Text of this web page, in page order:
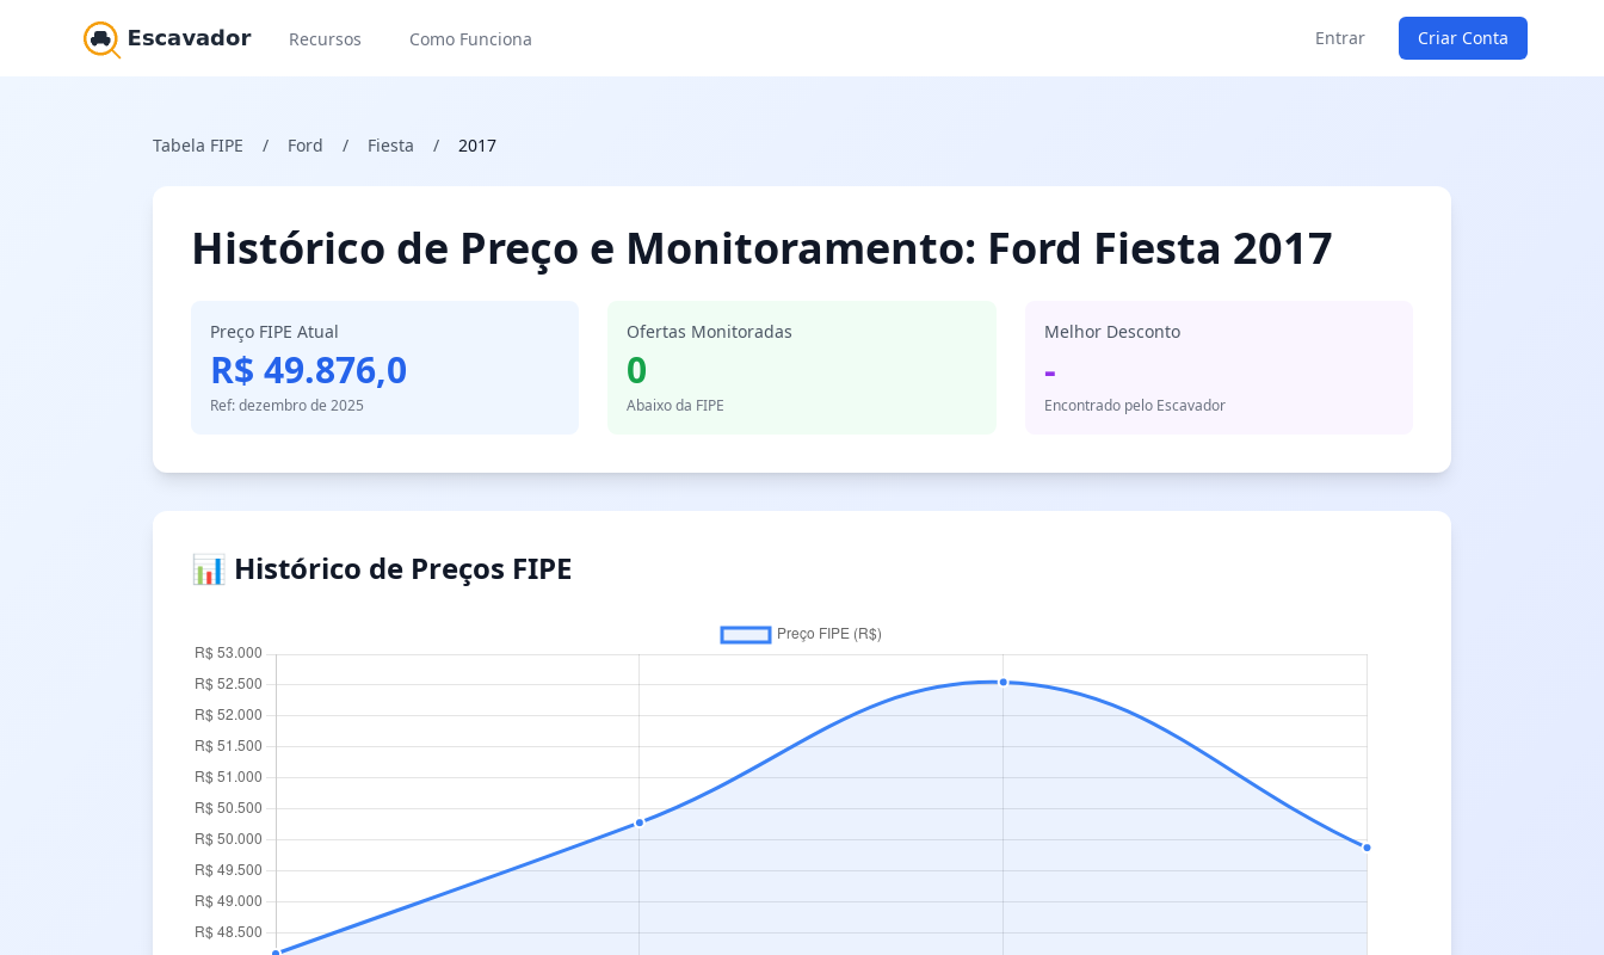
Recursos Como Funciona Entrar Criar Conta
Tabela FIPE / Ford / Fiesta / 2017
Histórico de Preço e Monitoramento: Ford Fiesta 2017
Preço FIPE Atual
R$ 49.876,0
Ref: dezembro de 2025
Ofertas Monitoradas
0
Abaixo da FIPE
Melhor Desconto
-
Encontrado pelo Escavador
📊 Histórico de Preços FIPE